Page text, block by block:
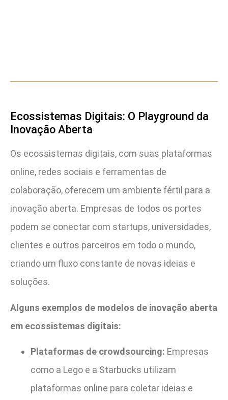
Ecossistemas Digitais: O Playground da
Inovação Aberta
Os ecossistemas digitais, com suas plataformas
online, redes sociais e ferramentas de
colaboração, oferecem um ambiente fértil para a
inovação aberta. Empresas de todos os portes
podem se conectar com startups, universidades,
clientes e outros parceiros em todo o mundo,
criando um fluxo constante de novas ideias e
soluções.
Alguns exemplos de modelos de inovação aberta
em ecossistemas digitais:
Plataformas de crowdsourcing: Empresas
como a Lego e a Starbucks utilizam
plataformas online para coletar ideias e